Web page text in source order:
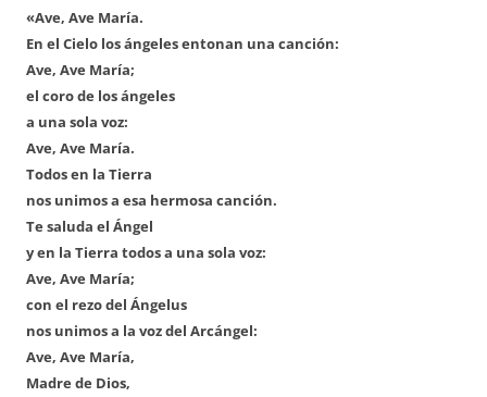
«Ave, Ave María.
En el Cielo los ángeles entonan una canción:
Ave, Ave María;
el coro de los ángeles
a una sola voz:
Ave, Ave María.
Todos en la Tierra
nos unimos a esa hermosa canción.
Te saluda el Ángel
y en la Tierra todos a una sola voz:
Ave, Ave María;
con el rezo del Ángelus
nos unimos a la voz del Arcángel:
Ave, Ave María,
Madre de Dios,